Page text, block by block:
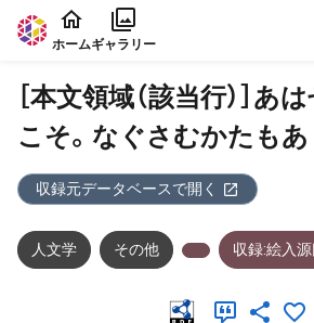
本文に飛ぶ
ホームギャラリー
［本文領域（該当行）］あ
こそ。なぐさむかたも
収録元データベースで開く
人文学 その他 収録:絵入